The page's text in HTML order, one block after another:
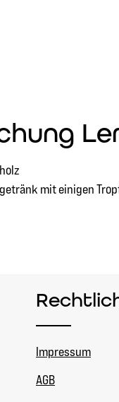
mit einigen
Impressum
AGB